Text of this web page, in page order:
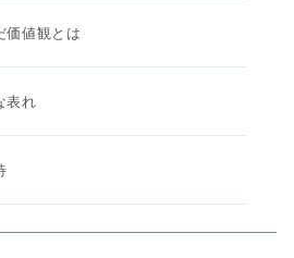
価値観とは
表れ